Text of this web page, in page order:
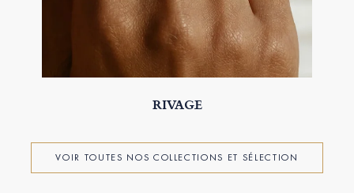
RIVAGE
VOIR TOUTES NOS COLLECTIONS ET SÉLECTION